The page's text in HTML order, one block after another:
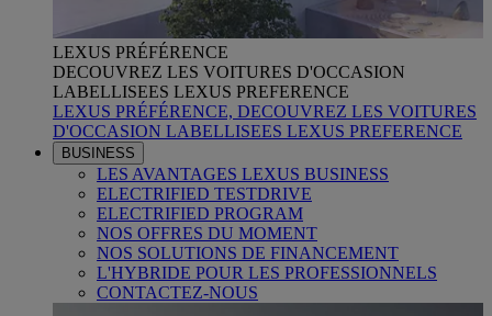
LEXUS PRÉFÉRENCE
DECOUVREZ LES VOITURES D'OCCASION
LABELLISEES LEXUS PREFERENCE
LEXUS PRÉFÉRENCE, DECOUVREZ LES VOITURES
D'OCCASION LABELLISEES LEXUS PREFERENCE
BUSINESS
LES AVANTAGES LEXUS BUSINESS
ELECTRIFIED TESTDRIVE
ELECTRIFIED PROGRAM
NOS OFFRES DU MOMENT
NOS SOLUTIONS DE FINANCEMENT
L'HYBRIDE POUR LES PROFESSIONNELS
CONTACTEZ-NOUS